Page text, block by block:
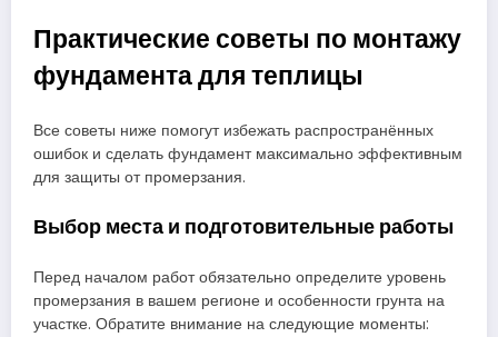
Практические советы по монтажу
фундамента для теплицы
Все советы ниже помогут избежать распространённых
ошибок и сделать фундамент максимально эффективным
для защиты от промерзания.
Выбор места и подготовительные работы
Перед началом работ обязательно определите уровень
промерзания в вашем регионе и особенности грунта на
участке. Обратите внимание на следующие моменты: